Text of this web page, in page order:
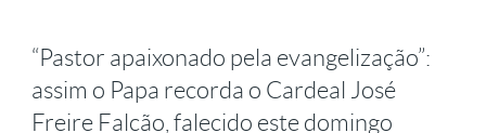
“Pastor apaixonado pela evangelização”:
assim o Papa recorda o Cardeal José
Freire Falcão, falecido este domingo